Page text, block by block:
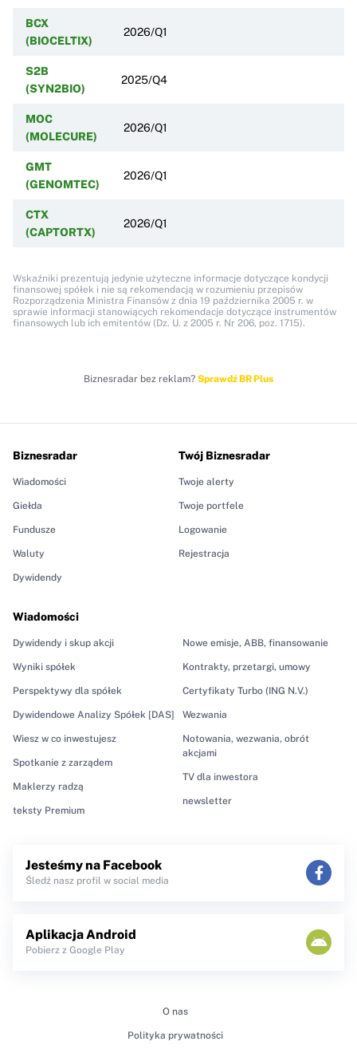
BCX
(BIOCELTIX)
2026/Q1
S2B
(SYN2BIO)
2025/Q4
MOC
(MOLECURE)
2026/Q1
GMT
(GENOMTEC)
2026/Q1
CTX
(CAPTORTX)
2026/Q1
Wskaźniki prezentują jedynie użyteczne informacje dotyczące kondycji
finansowej spółek i nie są rekomendacją w rozumieniu przepisów
Rozporządzenia Ministra Finansów z dnia 19 października 2005 r. w
sprawie informacji stanowiących rekomendacje dotyczące instrumentów
finansowych lub ich emitentów (Dz. U. z 2005 r. Nr 206, poz. 1715).
Biznesradar bez reklam? Sprawdź BR Plus
Biznesradar
Wiadomości
Giełda
Fundusze
Waluty
Dywidendy
Wiadomości
Dywidendy i skup akcji
Wyniki spółek
Perspektywy dla spółek
Dywidendowe Analizy Spółek [DAS]
Wiesz w co inwestujesz
Spotkanie z zarządem
Maklerzy radzą
teksty Premium
Nowe emisje, ABB, finansowanie
Kontrakty, przetargi, umowy
Certyfikaty Turbo (ING N.V.)
Wezwania
Notowania, wezwania, obrót
akcjami
TV dla inwestora
newsletter
Twój Biznesradar
Twoje alerty
Twoje portfele
Logowanie
Rejestracja
Jesteśmy na Facebook
Śledź nasz profil w social media
Aplikacja Android
Pobierz z Google Play
O nas
Polityka prywatności